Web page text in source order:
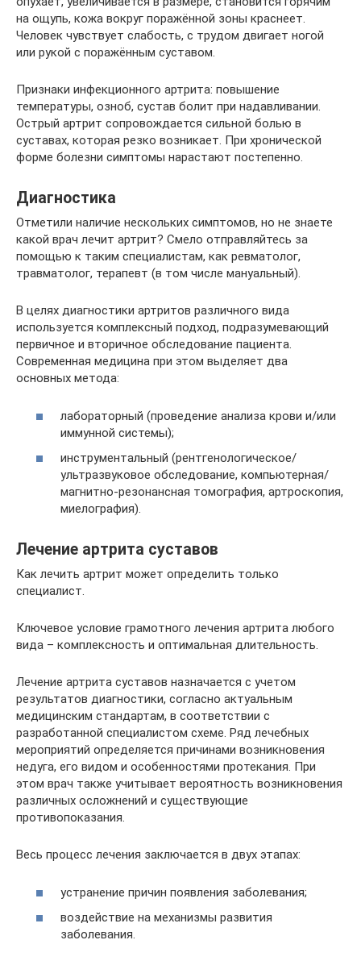
на ощупь, кожа вокруг поражённой зоны краснеет.
Человек чувствует слабость, с трудом двигает ногой
или рукой с поражённым суставом.
Признаки инфекционного артрита: повышение
температуры, озноб, сустав болит при надавливании.
Острый артрит сопровождается сильной болью в
суставах, которая резко возникает. При хронической
форме болезни симптомы нарастают постепенно.
Диагностика
Отметили наличие нескольких симптомов, но не знаете
какой врач лечит артрит? Смело отправляйтесь за
помощью к таким специалистам, как ревматолог,
травматолог, терапевт (в том числе мануальный).
В целях диагностики артритов различного вида
используется комплексный подход, подразумевающий
первичное и вторичное обследование пациента.
Современная медицина при этом выделяет два
основных метода:
лабораторный (проведение анализа крови и/или
иммунной системы);
инструментальный (рентгенологическое/
ультразвуковое обследование, компьютерная/
магнитно-резонансная томография, артроскопия,
миелография).
Лечение артрита суставов
Как лечить артрит может определить только
специалист.
Ключевое условие грамотного лечения артрита любого
вида – комплексность и оптимальная длительность.
Лечение артрита суставов назначается с учетом
результатов диагностики, согласно актуальным
медицинским стандартам, в соответствии с
разработанной специалистом схеме. Ряд лечебных
мероприятий определяется причинами возникновения
недуга, его видом и особенностями протекания. При
этом врач также учитывает вероятность возникновения
различных осложнений и существующие
противопоказания.
Весь процесс лечения заключается в двух этапах:
устранение причин появления заболевания;
воздействие на механизмы развития
заболевания.